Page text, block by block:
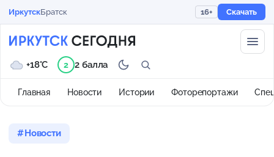
ИркутскБратск 16+ Скачать
Главная Новости Истории Фоторепортажи
+18°C 2 2 балла
Новости